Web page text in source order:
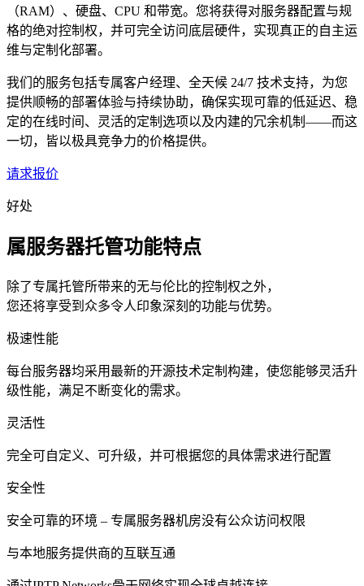
（RAM）、硬盘、CPU 和带宽。您将获得对服务器配置与规
格的绝对控制权，并可完全访问底层硬件，实现真正的自主运
维与定制化部署。
我们的服务包括专属客户经理、全天候 24/7 技术支持，为您
提供顺畅的部署体验与持续协助，确保实现可靠的低延迟、稳
定的在线时间、灵活的定制选项以及内建的冗余机制——而这
一切，皆以极具竞争力的价格提供。
请求报价
好处
属服务器托管功能特点
除了专属托管所带来的无与伦比的控制权之外，
您还将享受到众多令人印象深刻的功能与优势。
极速性能
每台服务器均采用最新的开源技术定制构建，使您能够灵活升
级性能，满足不断变化的需求。
灵活性
完全可自定义、可升级，并可根据您的具体需求进行配置
安全性
安全可靠的环境 – 专属服务器机房没有公众访问权限
与本地服务提供商的互联互通